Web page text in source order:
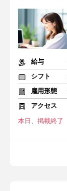
給与
シフト
雇用形態
アクセス
本日、掲載終了